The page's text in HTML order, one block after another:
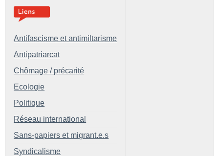
Antifascisme et antimiltarisme
Antipatriarcat
Chômage / précarité
Ecologie
Politique
Réseau international
Sans-papiers et migrant.e.s
Syndicalisme